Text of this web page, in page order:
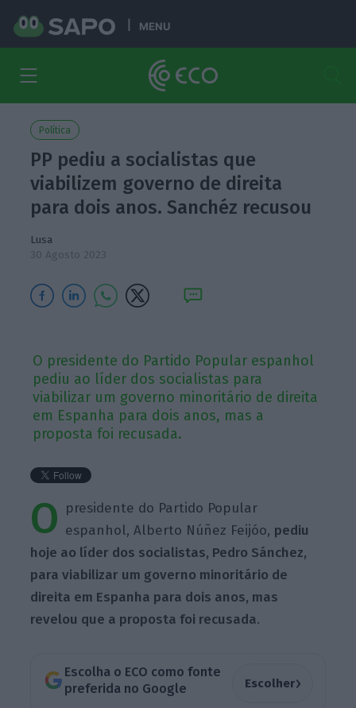
MENU
Política
PP pediu a socialistas que
viabilizem governo de direita
para dois anos. Sanchéz recusou
Lusa
30 Agosto 2023
O presidente do Partido Popular espanhol
pediu ao líder dos socialistas para
viabilizar um governo minoritário de direita
em Espanha para dois anos, mas a
proposta foi recusada.
O presidente do Partido Popular
espanhol, Alberto Núñez Feijóo, pediu
hoje ao líder dos socialistas, Pedro Sánchez,
para viabilizar um governo minoritário de
direita em Espanha para dois anos, mas
revelou que a proposta foi recusada.
Escolha o ECO como fonte
preferida no Google
Escolher›